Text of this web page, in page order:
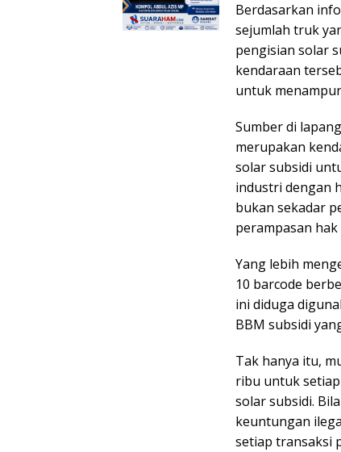
Berdasarkan
sejumlah truk
pengisian solar
kendaraan
untuk
Sumber di
merupakan
solar subsidi
industri dengan
bukan sekadar
perampasan
Yang lebih
10 barcode
ini diduga
BBM subsidi
Tak hanya itu,
ribu untuk
solar subsidi.
keuntungan
setiap transaksi